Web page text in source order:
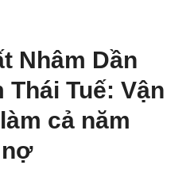
Nhâm Dần
Thái Tuế: Vận
cả năm